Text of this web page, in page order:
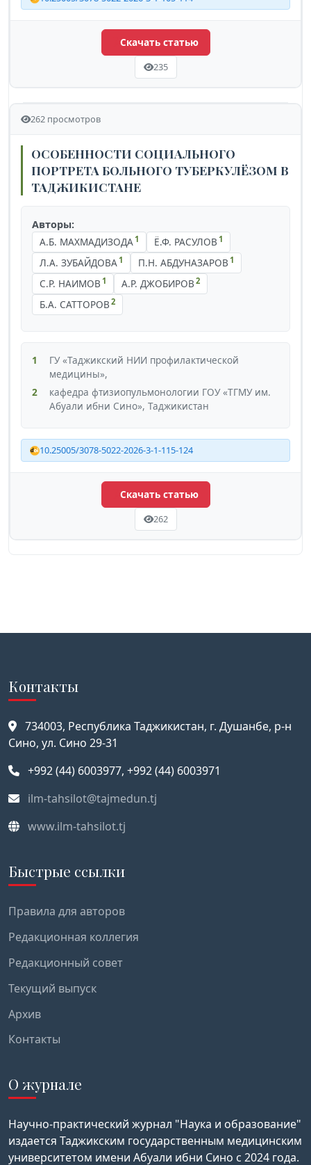
Скачать статью
235
262 просмотров
ОСОБЕННОСТИ СОЦИАЛЬНОГО
ПОРТРЕТА БОЛЬНОГО ТУБЕРКУЛЁЗОМ В
ТАДЖИКИСТАНЕ
Авторы:
А.Б. МАХМАДИЗОДА1 Ё.Ф. РАСУЛОВ 1
Л.А. ЗУБАЙДОВА1 П.Н. АБДУНАЗАРОВ 1
С.Р. НАИМОВ 1 А.Р. ДЖОБИРОВ 2
Б.А. САТТОРОВ 2
1
ГУ «Таджикский НИИ профилактической
медицины»,
2
кафедра фтизиопульмонологии ГОУ «ТГМУ им.
Абуали ибни Сино», Таджикистан
10.25005/3078-5022-2026-3-1-115-124
Скачать статью
262
Контакты
734003, Республика Таджикистан, г. Душанбе, р-н
Сино, ул. Сино 29-31
+992 (44) 6003977, +992 (44) 6003971
ilm-tahsilot@tajmedun.tj
www.ilm-tahsilot.tj
Быстрые ссылки
Правила для авторов
Редакционная коллегия
Редакционный совет
Текущий выпуск
Архив
Контакты
О журнале
Научно-практический журнал "Наука и образование"
издается Таджикским государственным медицинским
университетом имени Абуали ибни Сино с 2024 года.